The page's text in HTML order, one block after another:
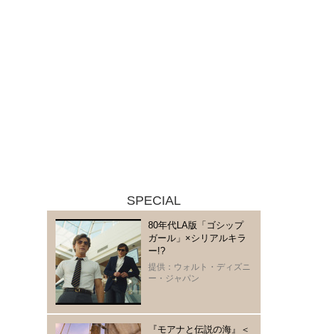
SPECIAL
80年代LA版「ゴシップ
ガール」×シリアルキラ
ー!?
提供：ウォルト・ディズニ
ー・ジャパン
『モアナと伝説の海』＜